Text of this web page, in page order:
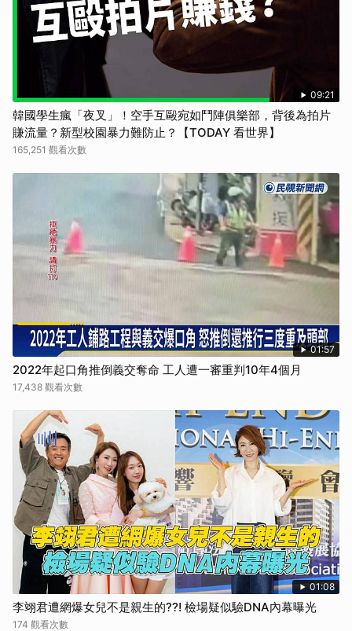
09:21
韓國學生瘋「夜叉」！空手互毆宛如鬥陣俱樂部，背後為拍片
賺流量？新型校園暴力難防止？【TODAY 看世界】
165,251 觀看次數
01:57
2022年起口角推倒義交奪命 工人遭一審重判10年4個月
17,438 觀看次數
01:08
李翊君遭網爆女兒不是親生的??! 檢場疑似驗DNA內幕曝光
174 觀看次數
取消